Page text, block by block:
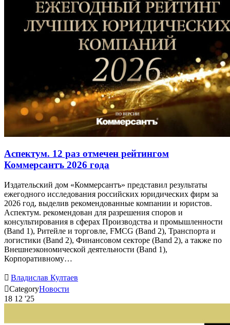
Аспектум. 12 раз отмечен рейтингом
Коммерсантъ 2026 года
Издательский дом «Коммерсантъ» представил результаты
ежегодного исследования российских юридических фирм за
2026 год, выделив рекомендованные компании и юристов.
Аспектум. рекомендован для разрешения споров и
консультирования в сферах Производства и промышленности
(Band 1), Ритейле и торговле, FMCG (Band 2), Транспорта и
логистики (Band 2), Финансовом секторе (Band 2), а также по
Внешнеэкономической деятельности (Band 1),
Корпоративному…
 Владислав Култаев
CategoryНовости
18 12 '25